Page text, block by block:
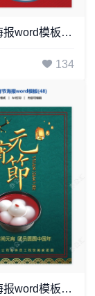
元宵节海报word模板(47)
134
元宵节海报word模板(48)